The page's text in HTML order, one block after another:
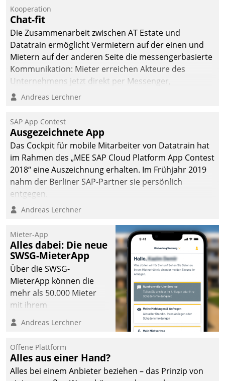
Kooperation
Chat-fit
Die Zusammenarbeit zwischen AT Estate und
Datatrain ermöglicht Vermietern auf der einen und
Mietern auf der anderen Seite die messengerbasierte
Kommunikation: Mieter erreichen Akteure des
Unternehmens jetzt direkt per Messenger,
Mitarbeiter oder Dienstleister empfangen oder
Andreas Lerchner
SAP App Contest
Ausgezeichnete App
Das Cockpit für mobile Mitarbeiter von Datatrain hat
im Rahmen des „MEE SAP Cloud Platform App Contest
2018“ eine Auszeichnung erhalten. Im Frühjahr 2019
nahm der Berliner SAP-Partner sie persönlich
entgegen.
Andreas Lerchner
Mieter-App
Alles dabei: Die neue
SWSG-MieterApp
Über die SWSG-
MieterApp können die
mehr als 50.000 Mieter
mit ihrem
Wohnungsunternehmen
kommunizieren, auf dem
einsehen und ändern
oder
Schadensmeldungen
Andreas Lerchner
Offene Plattform
Alles aus einer Hand?
Alles bei einem Anbieter beziehen – das Prinzip von